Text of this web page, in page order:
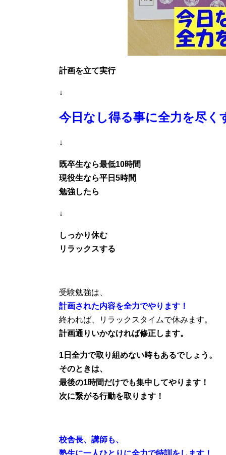
計画を立て実行
↓
今日なし得る事に全力を尽く
↓
既卒生なら最低10時間
現役生なら平日5時間
勉強したら
↓
しっかり休む
リラックスする
受験勉強は、
計画された内容を全力でやります！
終われば、リラックスタイムで休みます。
計画通りいかなければ修正します。
1日全力で取り組めない時もあるでしょう。
そのときは、
最後の1時間だけでも集中してやります！
次に繋がる行動を取ります！
校舎長、講師も、
塾生に一人ひとりに全力で特訓をします！